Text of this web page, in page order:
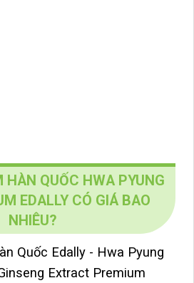
HÀN QUỐC HWA PYUNG
EDALLY CÓ GIÁ BAO
NHIÊU?